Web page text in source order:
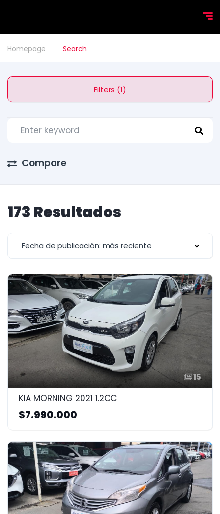
Homepage Search
Filters (1)
Compare
173 Resultados
Fecha de publicación: más reciente
15
KIA MORNING 2021 1.2CC
$7.990.000